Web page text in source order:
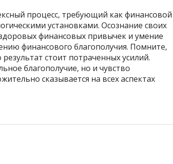
процесс, требующий как финансовой
установками. Осознание своих
финансовых привычек и умение
финансового благополучия. Помните,
стоит потраченных усилий.
благополучие, но и чувство
сказывается на всех аспектах